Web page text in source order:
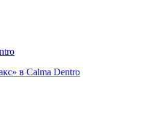
в Calma Dentro